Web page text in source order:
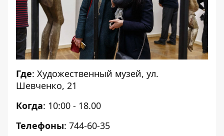
Где: Художественный музей, ул.
Шевченко, 21
Когда: 10:00 - 18.00
Телефоны: 744-60-35